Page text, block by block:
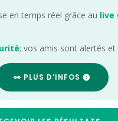
en temps réel grâce au live
; vos amis sont alertés et
👀 PLUS D'INFOS